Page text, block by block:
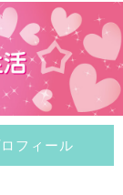
フィール